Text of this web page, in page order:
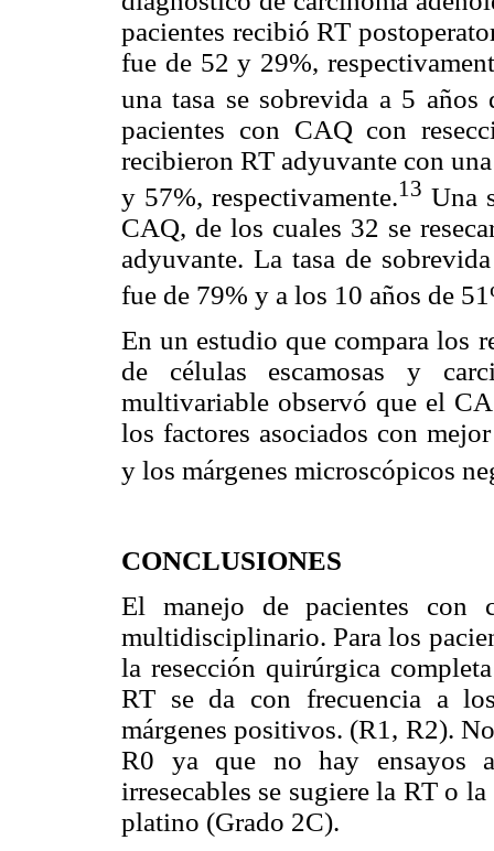
pacientes recibió RT
fue de 52 y 29%,
una tasa se sobrevida a 5 años
pacientes con CAQ con
recibieron RT adyuvante con
y 57%, respectivamente.13 Una
CAQ, de los cuales 32 se
adyuvante. La tasa de
fue de 79% y a los 10 años de
En un estudio que compara los
de células escamosas y
multivariable observó que el
los factores asociados con
y los márgenes microscópicos
CONCLUSIONES
El manejo de pacientes con
multidisciplinario. Para los
la resección quirúrgica
RT se da con frecuencia a
márgenes positivos. (R1, R2).
R0 ya que no hay ensayos
irresecables se sugiere la RT o
platino (Grado 2C).